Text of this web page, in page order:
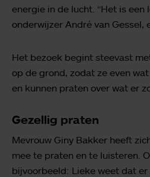
energie in de lucht. “Het is een
onderwijzer André van Gessel,
Het bezoek begint steevast
op de grond, zodat ze even
en kunnen praten over wat er
Gezellig praten
Mevrouw Giny Bakker heeft
mee te praten en te luisteren.
bijvoorbeeld: Lieke weet dat